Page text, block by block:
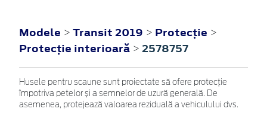
Modele > Transit 2019 > Protecţie >
Protecţie interioară > 2578757
Husele pentru scaune sunt proiectate să ofere protecție
împotriva petelor și a semnelor de uzură generală. De
asemenea, protejează valoarea reziduală a vehiculului dvs.